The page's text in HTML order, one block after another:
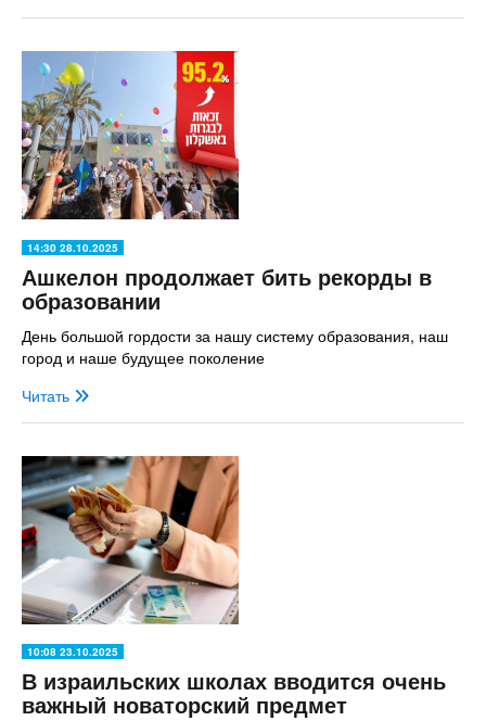
14:30 28.10.2025
Ашкелон продолжает бить рекорды в
образовании
День большой гордости за нашу систему образования, наш
город и наше будущее поколение
Читать
10:08 23.10.2025
В израильских школах вводится очень
важный новаторский предмет